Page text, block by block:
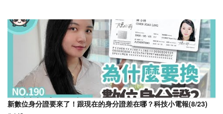
新數位身分證要來了！跟現在的身分證差在哪？科技小電報(8/23)